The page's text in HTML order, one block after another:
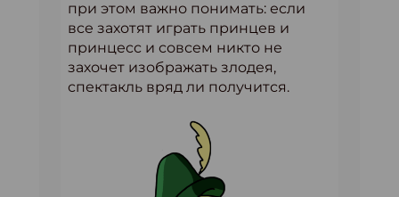
при этом важно понимать: если
все захотят играть принцев и
принцесс и совсем никто не
захочет изображать злодея,
спектакль вряд ли получится.